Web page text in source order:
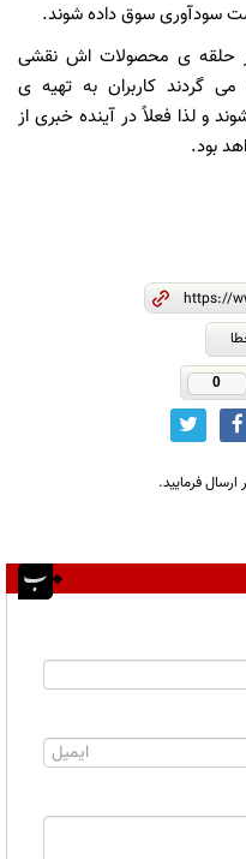
سودآوری سوق داده شوند.
حلقه ی محصولات اش نقشی
گردند کاربران به تهیه ی
و لذا فعلاً در آینده خبری از
بود.
0
فرمایید.